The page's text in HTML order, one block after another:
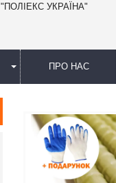
УКРАЇНА"
ПРО НАС